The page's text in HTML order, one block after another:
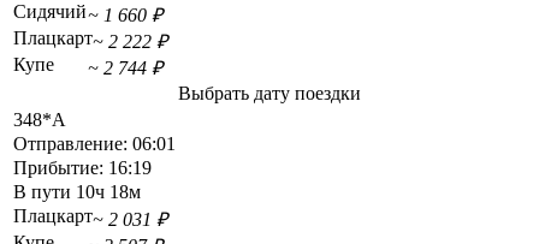
Сидячий~ 1 660 ₽
Плацкарт~ 2 222 ₽
Купе
~ 2 744 ₽
Выбрать дату поездки
348*А
Отправление: 06:01
Прибытие: 16:19
В пути 10ч 18м
Плацкарт~ 2 031 ₽